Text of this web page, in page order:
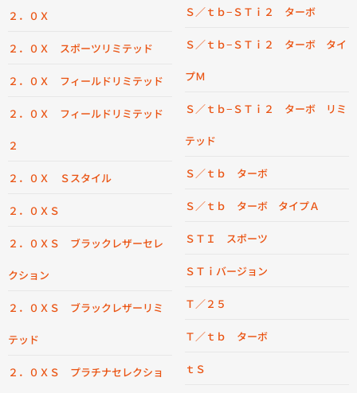
２．０Ｘ
２．０Ｘ スポーツリミテッド
２．０Ｘ フィールドリミテッド
２．０Ｘ フィールドリミテッド
２
２．０Ｘ Ｓスタイル
２．０ＸＳ
２．０ＸＳ ブラックレザーセレ
クション
２．０ＸＳ ブラックレザーリミ
テッド
２．０ＸＳ プラチナセレクショ
Ｓ／ｔｂ−ＳＴｉ２ ターボ
Ｓ／ｔｂ−ＳＴｉ２ ターボ タイ
プＭ
Ｓ／ｔｂ−ＳＴｉ２ ターボ リミ
テッド
Ｓ／ｔｂ ターボ
Ｓ／ｔｂ ターボ タイプＡ
ＳＴＩ スポーツ
ＳＴｉバージョン
Ｔ／２５
Ｔ／ｔｂ ターボ
ｔＳ